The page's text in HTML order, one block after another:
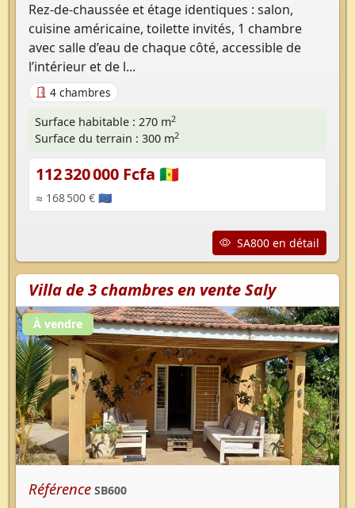
Rez-de-chaussée et étage identiques : salon,
cuisine américaine, toilette invités, 1 chambre
avec salle d’eau de chaque côté, accessible de
l’intérieur et de l...
4 chambres
Surface habitable : 270 m2
Surface du terrain : 300 m2
112 320 000 Fcfa 🇸🇳
≈ 168 500 € 🇪🇺
SA800 en détail
Villa de 3 chambres en vente Saly
À vendre
Référence SB600